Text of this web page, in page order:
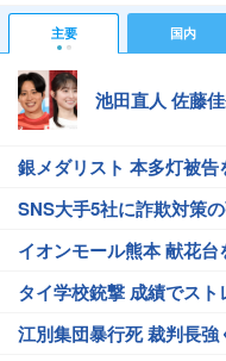
#BYD
#クロスオーバー
#ゴリ
主要 国内
池田直人 佐藤
銀メダリスト 本多灯被告
SNS大手5社に詐欺対策
イオンモール熊本 献花台
タイ学校銃撃 成績でスト
江別集団暴行死 裁判長強